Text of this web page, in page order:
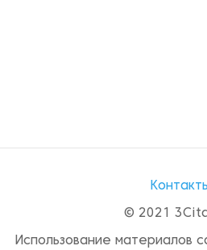
Контакты
© 2021
Использование материалов